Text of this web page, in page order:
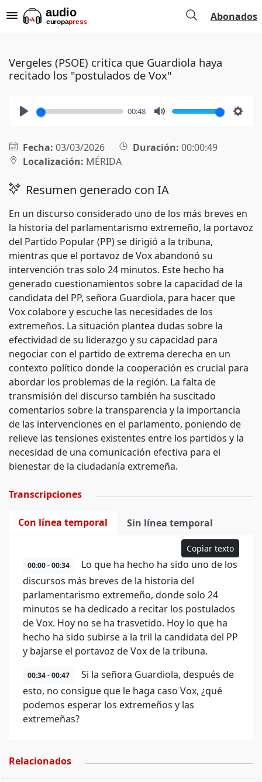
Abonados
Vergeles (PSOE) critica que Guardiola haya
recitado los "postulados de Vox"
00:48
Fecha: 03/03/2026 Duración: 00:00:49
Localización: MÉRIDA
Resumen generado con IA
En un discurso considerado uno de los más breves en
la historia del parlamentarismo extremeño, la portavoz
del Partido Popular (PP) se dirigió a la tribuna,
mientras que el portavoz de Vox abandonó su
intervención tras solo 24 minutos. Este hecho ha
generado cuestionamientos sobre la capacidad de la
candidata del PP, señora Guardiola, para hacer que
Vox colabore y escuche las necesidades de los
extremeños. La situación plantea dudas sobre la
efectividad de su liderazgo y su capacidad para
negociar con el partido de extrema derecha en un
contexto político donde la cooperación es crucial para
abordar los problemas de la región. La falta de
transmisión del discurso también ha suscitado
comentarios sobre la transparencia y la importancia
de las intervenciones en el parlamento, poniendo de
relieve las tensiones existentes entre los partidos y la
necesidad de una comunicación efectiva para el
bienestar de la ciudadanía extremeña.
Transcripciones
Con línea temporal Sin línea temporal
Copiar texto
00:00 - 00:34
Lo que ha hecho ha sido uno de los
discursos más breves de la historia del
parlamentarismo extremeño, donde solo 24
minutos se ha dedicado a recitar los postulados
de Vox. Hoy no se ha trasvetido. Hoy lo que ha
hecho ha sido subirse a la tril la candidata del PP
y bajarse el portavoz de Vox de la tribuna.
00:34 - 00:47
Si la señora Guardiola, después de
esto, no consigue que le haga caso Vox, ¿qué
podemos esperar los extremeños y las
extremeñas?
Relacionados